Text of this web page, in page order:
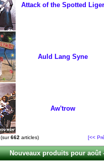
Attack of the Spotted Liger
Auld Lang Syne
Aw'trow
(sur662 articles) [<<
Nouveaux produits pour août